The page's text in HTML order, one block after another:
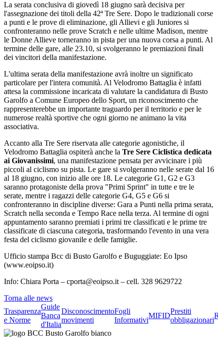
La serata conclusiva di giovedì 18 giugno sarà decisiva per
l'assegnazione dei titoli della 42ª Tre Sere. Dopo le tradizionali corse
a punti e le prove di eliminazione, gli Allievi e gli Juniores si
confronteranno nelle prove Scratch e nelle ultime Madison, mentre
le Donne Allieve torneranno in pista per una nuova corsa a punti. Al
termine delle gare, alle 23.10, si svolgeranno le premiazioni finali
dei vincitori della manifestazione.
L'ultima serata della manifestazione avrà inoltre un significato
particolare per l'intera comunità. Al Velodromo Battaglia è infatti
attesa la commissione incaricata di valutare la candidatura di Busto
Garolfo a Comune Europeo dello Sport, un riconoscimento che
rappresenterebbe un importante traguardo per il territorio e per le
numerose realtà sportive che ogni giorno ne animano la vita
associativa.
Accanto alla Tre Sere riservata alle categorie agonistiche, il
Velodromo Battaglia ospiterà anche la Tre Sere Ciclistica dedicata
ai Giovanissimi, una manifestazione pensata per avvicinare i più
piccoli al ciclismo su pista. Le gare si svolgeranno nelle serate dal 16
al 18 giugno, con inizio alle ore 18. Le categorie G1, G2 e G3
saranno protagoniste della prova "Primi Sprint" in tutte e tre le
serate, mentre i ragazzi delle categorie G4, G5 e G6 si
confronteranno in discipline diverse: Gara a Punti nella prima serata,
Scratch nella seconda e Tempo Race nella terza. Al termine di ogni
appuntamento saranno premiati i primi tre classificati e le prime tre
classificate di ciascuna categoria, trasformando l'evento in una vera
festa del ciclismo giovanile e delle famiglie.
Ufficio stampa Bcc di Busto Garolfo e Buguggiate: Eo Ipso
(www.eoipso.it)
Info: Chiara Porta – cporta@eoipso.it – cell. 328 9629722
Torna alle news
Trasparenza
e Norme
Guide
Banca
d'Italia
Disconoscimento
movimenti
Fogli
Informativi
MIFID
Prestiti
obbligazionari